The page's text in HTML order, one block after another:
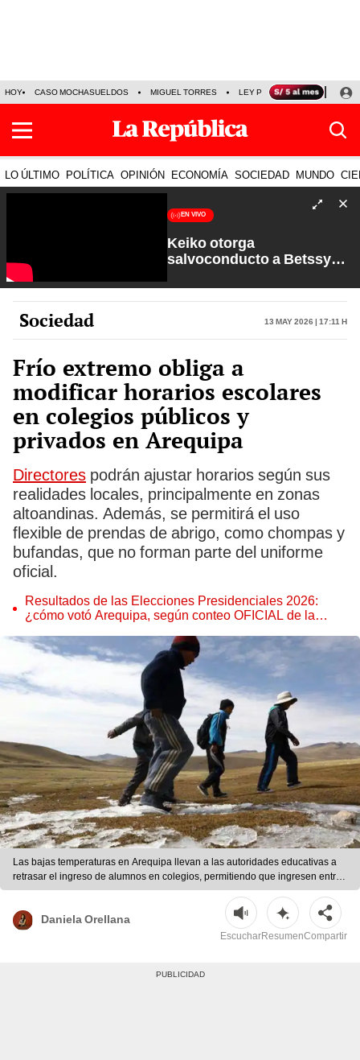
HOY CASO MOCHASUELDOS MIGUEL TORRES LEY PULPÍN PRECIO DEL
LO ÚLTIMO POLÍTICA OPINIÓN ECONOMÍA SOCIEDAD MUNDO
EN VIVO
Keiko otorga
salvoconducto a Betssy
Petroperú | Sin Guion con
Rosa María Palacios
Sociedad 13 May 2026 | 17:11 h
Frío extremo obliga a
modificar horarios escolares
en colegios públicos y
privados en Arequipa
Directores podrán ajustar horarios según sus
realidades locales, principalmente en zonas
altoandinas. Además, se permitirá el uso
flexible de prendas de abrigo, como chompas y
bufandas, que no forman parte del uniforme
oficial.
Resultados de las Elecciones Presidenciales 2026:
¿cómo votó Arequipa, según conteo OFICIAL de la
Las bajas temperaturas en Arequipa llevan a las autoridades educativas a
retrasar el ingreso de alumnos en colegios, permitiendo que ingresen entre
15 y 30 minutos más tarde. | Difusión
Daniela Orellana
EscucharResumenCompartir